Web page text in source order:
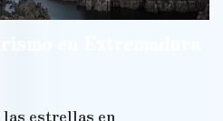
las estrellas en